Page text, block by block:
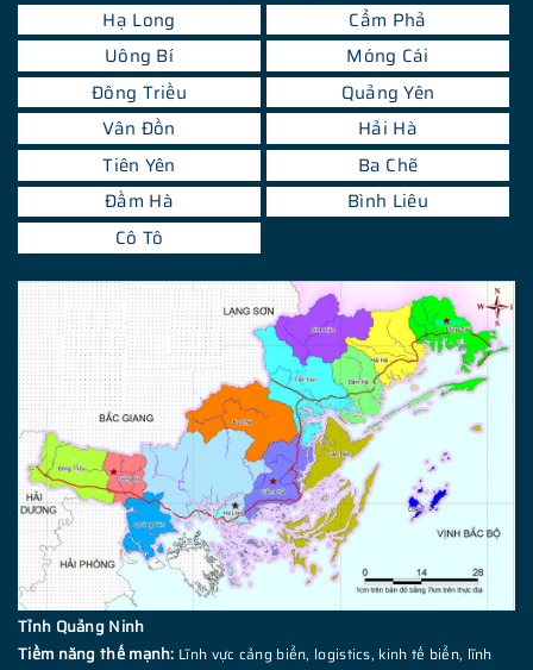
Hạ Long
Cẩm Phả
Uông Bí
Móng Cái
Đông Triều
Quảng Yên
Vân Đồn
Hải Hà
Tiên Yên
Ba Chẽ
Đầm Hà
Bình Liêu
Cô Tô
Tỉnh Quảng Ninh
Tiềm năng thế mạnh: Lĩnh vực cảng biển, logistics, kinh tế biển, lĩnh